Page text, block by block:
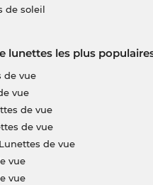
de soleil
lunettes les plus
de vue
vue
de vue
de vue
de vue
vue
vue